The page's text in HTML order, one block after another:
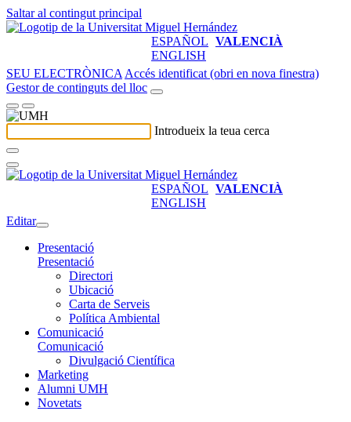
Saltar al contingut principal
ESPAÑOL VALENCIÀ
ENGLISH
SEU ELECTRÒNICA Accés identificat (obri en nova finestra)
Gestor de continguts del lloc
Introdueix la teua cerca
ESPAÑOL VALENCIÀ
ENGLISH
Editar
Presentació
Presentació
Directori
Ubicació
Carta de Serveis
Política Ambiental
Comunicació
Comunicació
Divulgació Científica
Marketing
Alumni UMH
Novetats